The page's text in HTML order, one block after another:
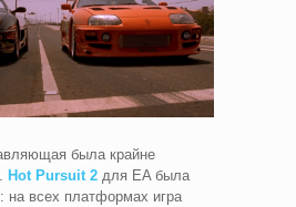
была крайне
Hot Pursuit 2 для EA была
на всех платформах игра